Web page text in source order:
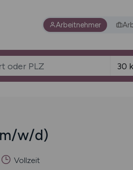
Arbeitnehmer
w/d)
Vollzeit